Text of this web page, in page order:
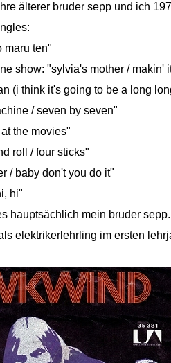
älterer bruder sepp und ich
maru ten"
show: "sylvia's mother / makin'
(i think it's going to be a long
/ seven by seven"
the movies"
roll / four sticks"
/ baby don't you do it"
hi"
hauptsächlich mein bruder
elektrikerlehrling im ersten